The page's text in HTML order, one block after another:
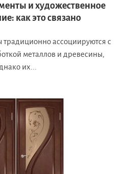
и художественное
как это связано
ассоциируются с
металлов и древесины,
их...